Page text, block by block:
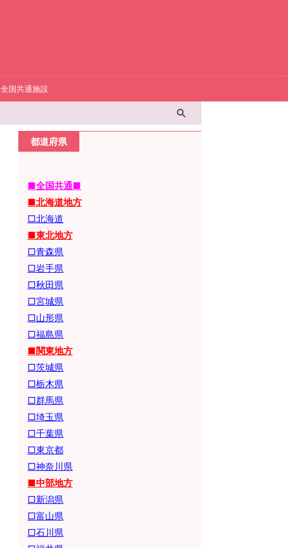
全国共通施設
都道府県
■全国共通■
■北海道地方
□北海道
■東北地方
□青森県
□岩手県
□秋田県
□宮城県
□山形県
□福島県
■関東地方
□茨城県
□栃木県
□群馬県
□埼玉県
□千葉県
□東京都
□神奈川県
■中部地方
□新潟県
□富山県
□石川県